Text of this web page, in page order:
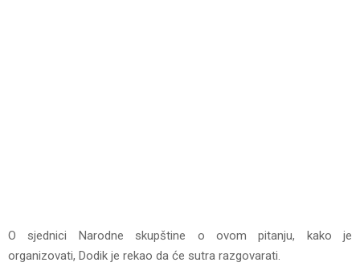
O sjednici Narodne skupštine o ovom pitanju, kako je
organizovati, Dodik je rekao da će sutra razgovarati.